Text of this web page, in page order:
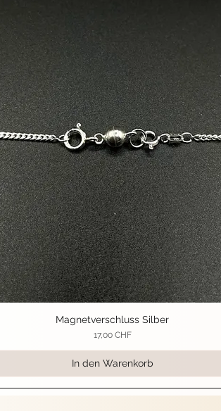
Schnellansicht
Magnetverschluss Silber
Preis
17,00 CHF
In den Warenkorb